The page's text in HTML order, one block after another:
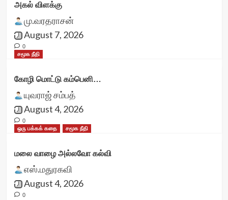
அகல் விளக்கு
மு.வரதராசன்
August 7, 2026
0
சமூக நீதி
கோழி மொட்டு கம்பெனி…
யுவராஜ் சம்பத்
August 4, 2026
0
ஒரு பக்கக் கதை
சமூக நீதி
மலை வாழை அல்லவோ கல்வி
எஸ்.மதுரகவி
August 4, 2026
0